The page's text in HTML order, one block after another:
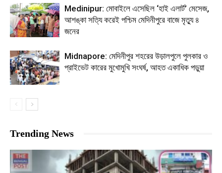
Medinipur: মোবাইলে এসেছিল ‘হাই এলার্ট’ মেসেজ,
আশঙ্কা সত্যি করেই পশ্চিম মেদিনীপুরে বাজে মৃত্যু ৪
জনের
Midnapore: মেদিনীপুর শহরের উড়ালপুলে পুলকার ও
প্রাইভেট কারের মুখোমুখি সংঘর্ষ, আহত একাধিক পড়ুয়া
Trending News